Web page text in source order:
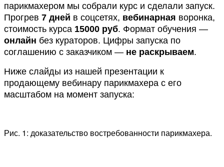
парикмахером мы собрали курс и сделали запуск.
Прогрев 7 дней в соцсетях, вебинарная воронка,
стоимость курса 15000 руб. Формат обучения —
онлайн без кураторов. Цифры запуска по
соглашению с заказчиком — не раскрываем.
Ниже слайды из нашей презентации к
продающему вебинару парикмахера с его
масштабом на момент запуска:
Рис. 1: доказательство востребованности парикмахера.